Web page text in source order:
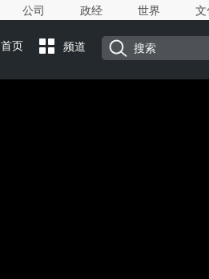
公司 政经 世界 文
首页 频道